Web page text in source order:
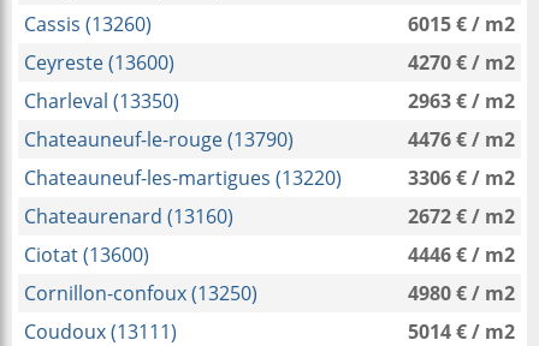
Cassis (13260)
6015 € / m2
Ceyreste (13600)
4270 € / m2
Charleval (13350)
2963 € / m2
Chateauneuf-le-rouge (13790)
4476 € / m2
Chateauneuf-les-martigues (13220)
3306 € / m2
Chateaurenard (13160)
2672 € / m2
Ciotat (13600)
4446 € / m2
Cornillon-confoux (13250)
4980 € / m2
Coudoux (13111)
5014 € / m2